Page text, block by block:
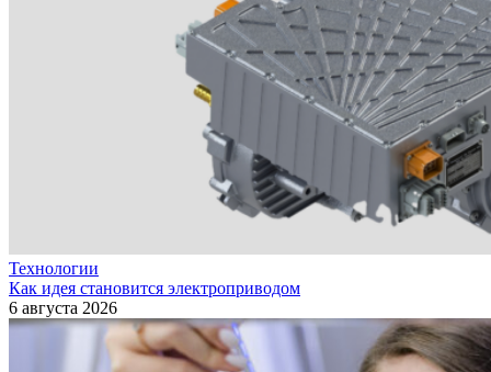
Технологии
Как идея становится электроприводом
6 августа 2026